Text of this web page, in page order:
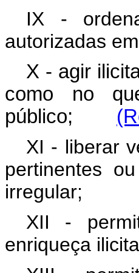
IX -
autorizadas
X - agir
como no
público;
XI - liberar
pertinentes
irregular;
XII -
enriqueça